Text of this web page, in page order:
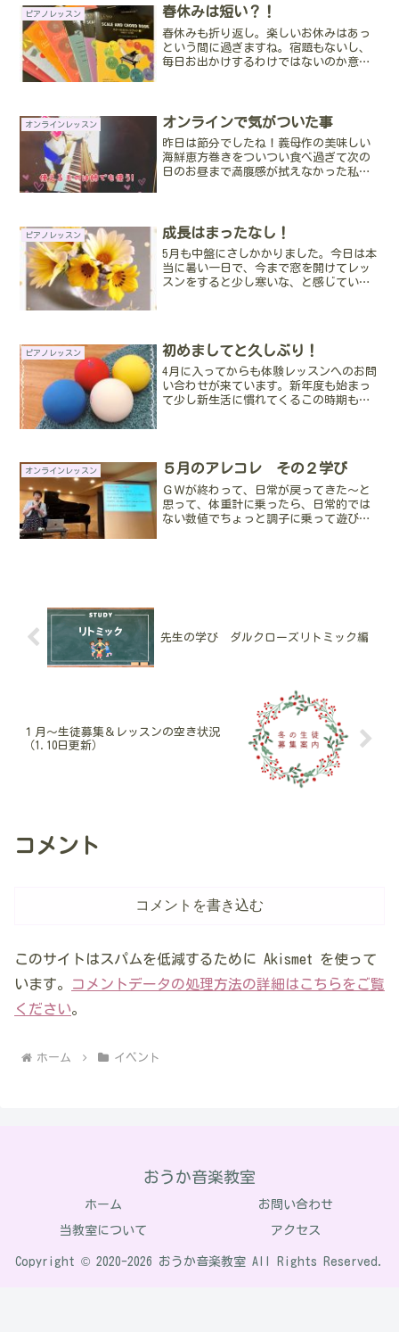
日付け：一部空き状況に更新がありまし
た。あまり更新頻...
ピアノレッスン 春休みは短い？！
春休みも折り返し。楽しいお休みはあっ
という間に過ぎますね。宿題もないし、
毎日お出かけするわけではないのか意外
弾いてくれるのかなぁ...
オンラインレッスン オンラインで気がついた事
昨日は節分でしたね！義母作の美味しい
海鮮恵方巻きをついつい食べ過ぎて次の
日のお昼まで満腹感が拭えなかった私で
ラインに切り替えて1週間...
ピアノレッスン 成長はまったなし！
5月も中盤にさしかかりました。今日は本
当に暑い一日で、今まで窓を開けてレッ
スンをすると少し寒いな、と感じていた
ピアノレッスン 初めましてと久しぶり！
4月に入ってからも体験レッスンへのお問
い合わせが来ています。新年度も始まっ
て少し新生活に慣れてくるこの時期も結
オンラインレッスン ５月のアレコレ その２学び
ＧＷが終わって、日常が戻ってきた～と
思って、体重計に乗ったら、日常的では
ない数値でちょっと調子に乗って遊びす
先生の学び ダルクローズリトミック編
１月～生徒募集＆レッスンの空き状況
（1.10日更新）
コメント
コメントを書き込む
このサイトはスパムを低減するために Akismet を使って
います。
コメントデータの処理方法の詳細はこちらをご覧
ください。
ホーム イベント
おうか音楽教室
ホーム お問い合わせ
当教室について アクセス
Copyright © 2020-2026 おうか音楽教室 All Rights Reserved.